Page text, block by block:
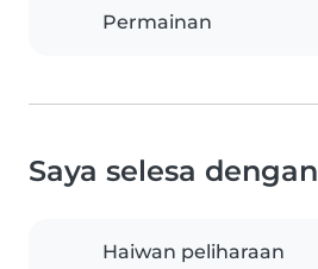
Permainan
Saya selesa dengan
Haiwan peliharaan